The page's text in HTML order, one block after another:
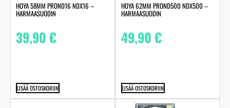
HOYA 58MM PROND16 NDX16 –
HARMAASUODIN
39,90€
LISÄÄ OSTOSKORIIN
HOYA 62MM PROND500 NDX500 –
HARMAASUODIN
49,90€
LISÄÄ OSTOSKORIIN